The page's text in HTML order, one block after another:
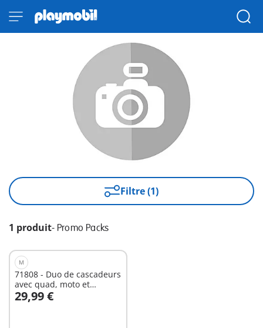
Filtre (1)
1 produit- Promo Packs
M
71808 - Duo de cascadeurs
avec quad, moto et
tremplins
29,99 €
Au panier